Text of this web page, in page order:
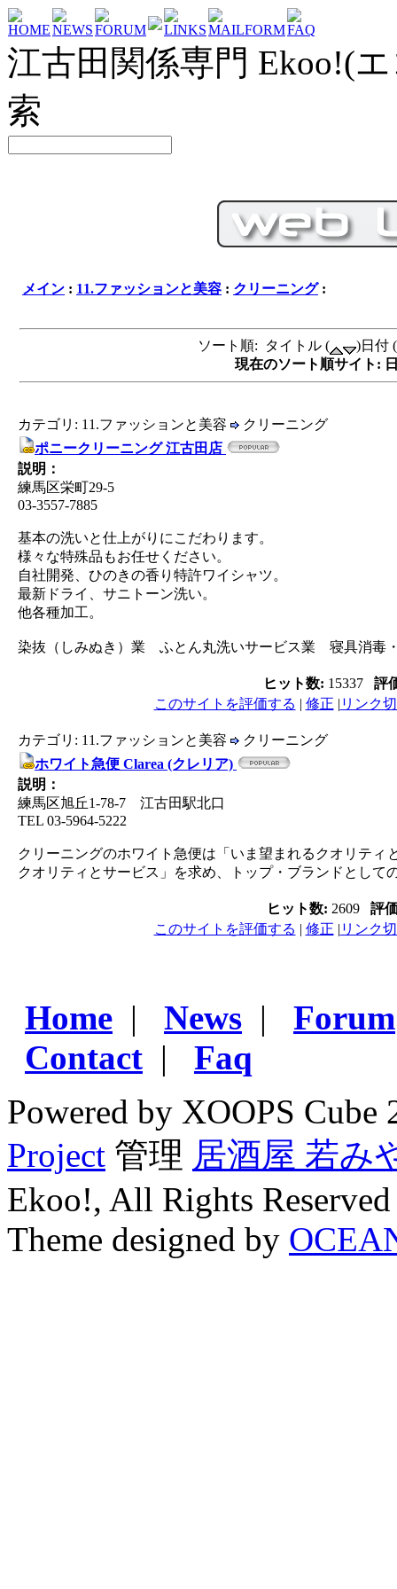
HOMENEWSFORUM LINKSMAILFORMFAQ
江古田関係専門 Ekoo!(
索
メイン : 11.ファッションと美容 : クリーニング:
ソート順: タイトル (
)日付 (
現在のソート順サイト:
カテゴリ: 11.ファッションと美容
クリーニング
ポニークリーニング 江古田店
説明：
練馬区栄町29-5
03-3557-7885
基本の洗いと仕上がりにこだわります。
様々な特殊品もお任せください。
自社開発、ひのきの香り特許ワイシャツ。
最新ドライ、サニトーン洗い。
他各種加工。
染抜（しみぬき）業 ふとん丸洗いサービス業 寝具消毒
ヒット数: 15337
評
このサイトを評価する | 修正 | リンク
カテゴリ: 11.ファッションと美容
クリーニング
ホワイト急便 Clarea (クレリア)
説明：
練馬区旭丘1-78-7 江古田駅北口
TEL 03-5964-5222
クリーニングのホワイト急便は「いま望まれるクオリテ
クオリティとサービス」を求め、トップ・ブランドとして
ヒット数: 2609
評
このサイトを評価する | 修正 | リンク
Home | News | Forum
Contact | Faq
Powered by XOOPS
Project 管理 居酒屋 若み
Ekoo!, All Rights Reserved
Theme designed by